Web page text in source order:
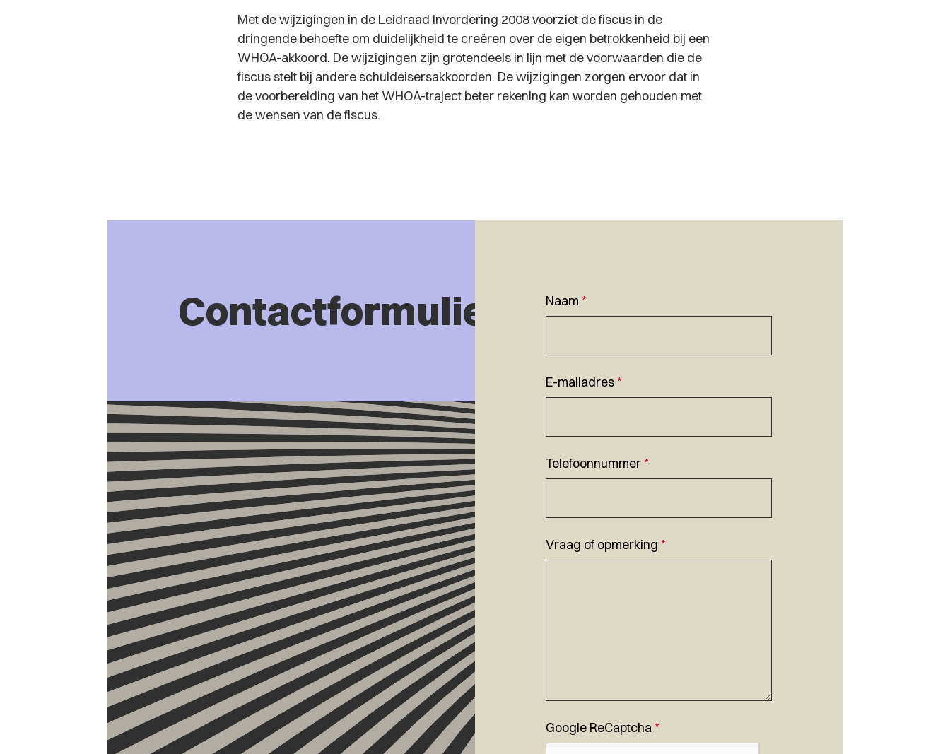
Met de wijzigingen in de Leidraad Invordering 2008 voorziet de fiscus in de
dringende behoefte om duidelijkheid te creëren over de eigen betrokkenheid bij een
WHOA-akkoord. De wijzigingen zijn grotendeels in lijn met de voorwaarden die de
fiscus stelt bij andere schuldeisersakkoorden. De wijzigingen zorgen ervoor dat in
de voorbereiding van het WHOA-traject beter rekening kan worden gehouden met
de wensen van de fiscus.
Contactformulier Naam *
E-mailadres *
Telefoonnummer *
Vraag of opmerking *
Google ReCaptcha *